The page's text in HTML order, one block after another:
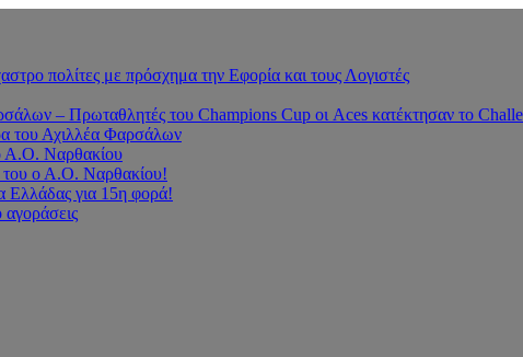
πολίτες με πρόσχημα την Εφορία και τους Λογιστές
– Πρωταθλητές του Champions Cup οι Aces κατέκτησαν το
του Αχιλλέα Φαρσάλων
Α.Ο. Ναρθακίου
του ο Α.Ο. Ναρθακίου!
Ελλάδας για 15η φορά!
αγοράσεις